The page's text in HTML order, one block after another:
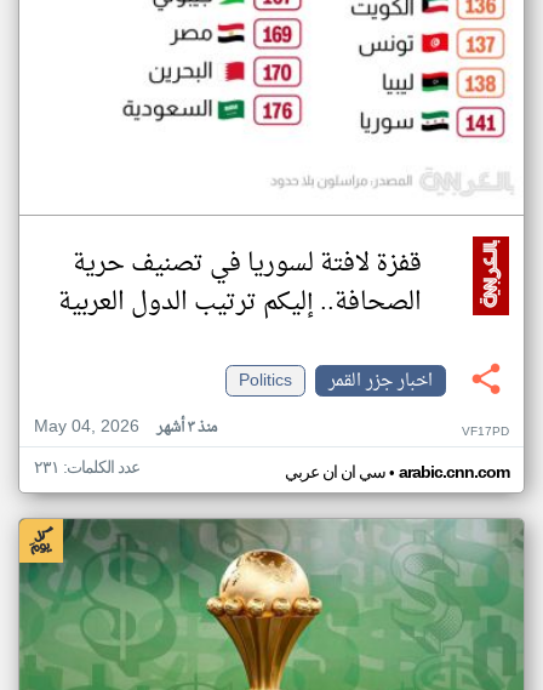
قفزة لافتة لسوريا في تصنيف حرية
الصحافة.. إليكم ترتيب الدول العربية
اخبار جزر القمر
Politics
May 04, 2026
منذ ٣ أشهر VF17PD
سي ان ان عربي• arabic.cnn.com عدد الكلمات: ٢٣١